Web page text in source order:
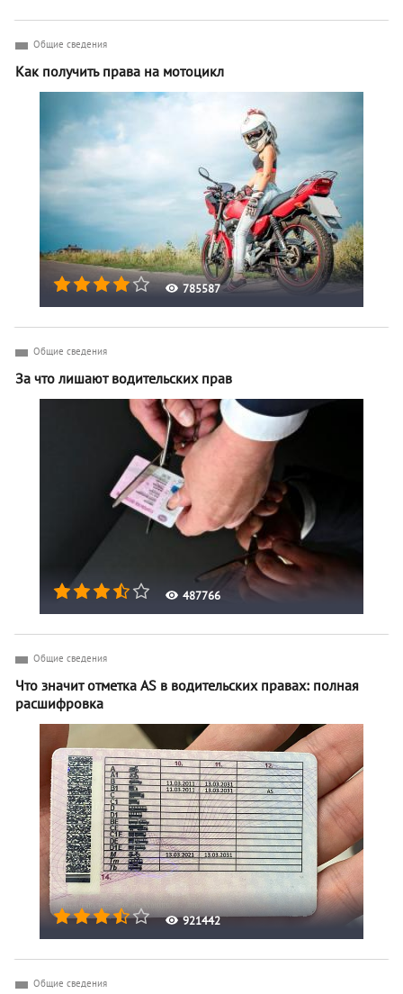
785587
Общие сведения
Как получить права на мотоцикл
487766
Общие сведения
За что лишают водительских прав
921442
Общие сведения
Что значит отметка AS в водительских правах: полная
расшифровка
Общие сведения